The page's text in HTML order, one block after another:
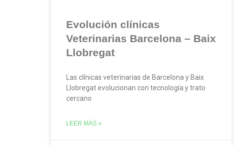
Evolución clínicas
Veterinarias Barcelona – Baix
Llobregat
Las clínicas veterinarias de Barcelona y Baix
Llobregat evolucionan con tecnología y trato
cercano
LEER MÁS »